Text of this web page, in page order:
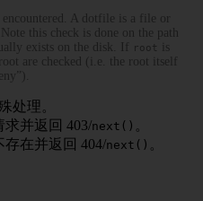
encountered. A dotfile is a file or
this check is done on the path
exists on the disk. If
root
is
are checked (i.e. the root itself
处理。
并返回 403/next() 。
在并返回 404/next() 。